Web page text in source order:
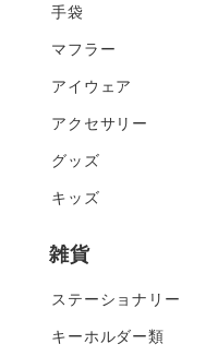
手袋
マフラー
アイウェア
アクセサリー
グッズ
キッズ
雑貨
ステーショナリー
キーホルダー類